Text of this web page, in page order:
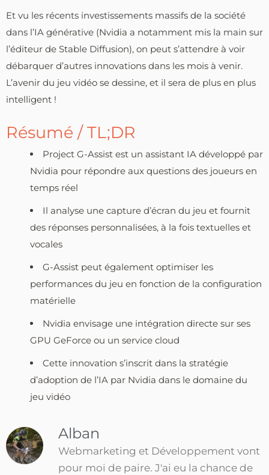
Et vu les récents investissements massifs de la société
dans l’IA générative (Nvidia a notamment mis la main sur
l’éditeur de Stable Diffusion), on peut s’attendre à voir
débarquer d’autres innovations dans les mois à venir.
L’avenir du jeu vidéo se dessine, et il sera de plus en plus
intelligent !
Résumé / TL;DR
Project G-Assist est un assistant IA développé par
Nvidia pour répondre aux questions des joueurs en
temps réel
Il analyse une capture d’écran du jeu et fournit
des réponses personnalisées, à la fois textuelles et
vocales
G-Assist peut également optimiser les
performances du jeu en fonction de la configuration
matérielle
Nvidia envisage une intégration directe sur ses
GPU GeForce ou un service cloud
Cette innovation s’inscrit dans la stratégie
d’adoption de l’IA par Nvidia dans le domaine du
jeu vidéo
Alban
Webmarketing et Développement vont
pour moi de paire. J'ai eu la chance de